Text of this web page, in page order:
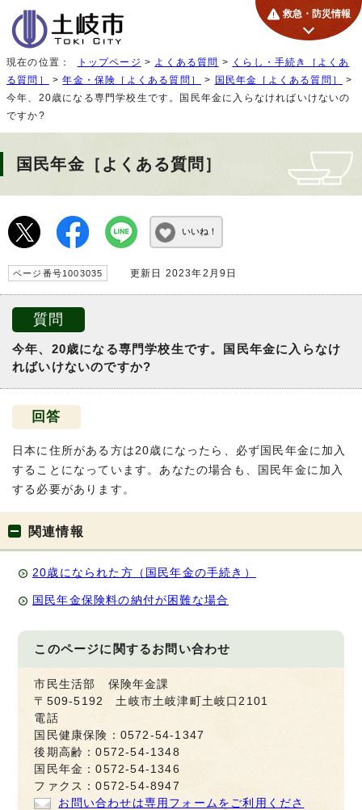
救急・防災情報
現在の位置： トップページ > よくある質問 > くらし・手続き［よくあ
る質問］
>年金・保険［よくある質問］ > 国民年金［よくある質問］
>
今年、20歳になる専門学校生です。国民年金に入らなければいけないの
ですか?
国民年金［よくある質問］
いいね！
ページ番号1003035 更新日 2023年2月9日
質問
今年、20歳になる専門学校生です。国民年金に入らなけ
ればいけないのですか?
回答
日本に住所がある方は20歳になったら、必ず国民年金に加入
することになっています。あなたの場合も、国民年金に加入
する必要があります。
関連情報
20歳になられた方（国民年金の手続き）
国民年金保険料の納付が困難な場合
このページに関するお問い合わせ
市民生活部 保険年金課
〒509-5192 土岐市土岐津町土岐口2101
電話
国民健康保険：0572-54-1347
後期高齢：0572-54-1348
国民年金：0572-54-1346
ファクス：0572-54-8947
お問い合わせは専用フォームをご利用くださ